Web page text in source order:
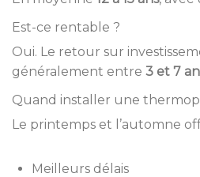
Est-ce rentable ?
Oui. Le retour sur
généralement entre 3 et 7
Quand installer une
Le printemps et l’automne
Meilleurs délais